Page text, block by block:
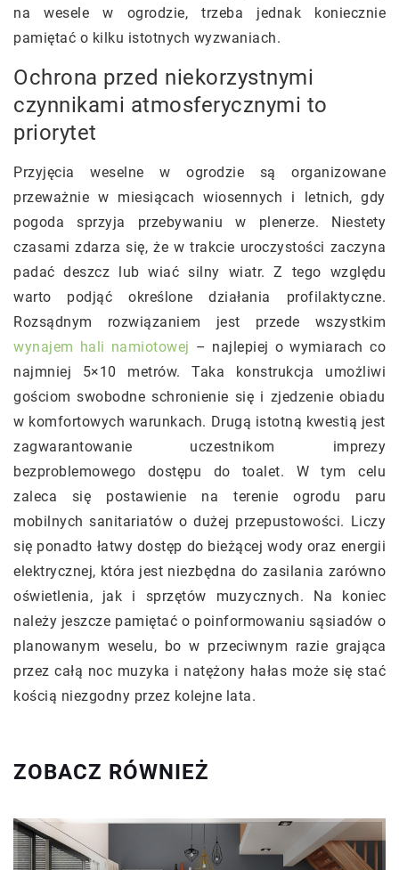
na wesele w ogrodzie, trzeba jednak koniecznie
pamiętać o kilku istotnych wyzwaniach.
Ochrona przed niekorzystnymi
czynnikami atmosferycznymi to
priorytet
Przyjęcia weselne w ogrodzie są organizowane
przeważnie w miesiącach wiosennych i letnich, gdy
pogoda sprzyja przebywaniu w plenerze. Niestety
czasami zdarza się, że w trakcie uroczystości zaczyna
padać deszcz lub wiać silny wiatr. Z tego względu
warto podjąć określone działania profilaktyczne.
Rozsądnym rozwiązaniem jest przede wszystkim
wynajem hali namiotowej – najlepiej o wymiarach co
najmniej 5×10 metrów. Taka konstrukcja umożliwi
gościom swobodne schronienie się i zjedzenie obiadu
w komfortowych warunkach. Drugą istotną kwestią jest
zagwarantowanie uczestnikom imprezy
bezproblemowego dostępu do toalet. W tym celu
zaleca się postawienie na terenie ogrodu paru
mobilnych sanitariatów o dużej przepustowości. Liczy
się ponadto łatwy dostęp do bieżącej wody oraz energii
elektrycznej, która jest niezbędna do zasilania zarówno
oświetlenia, jak i sprzętów muzycznych. Na koniec
należy jeszcze pamiętać o poinformowaniu sąsiadów o
planowanym weselu, bo w przeciwnym razie grająca
przez całą noc muzyka i natężony hałas może się stać
kością niezgodny przez kolejne lata.
ZOBACZ RÓWNIEŻ